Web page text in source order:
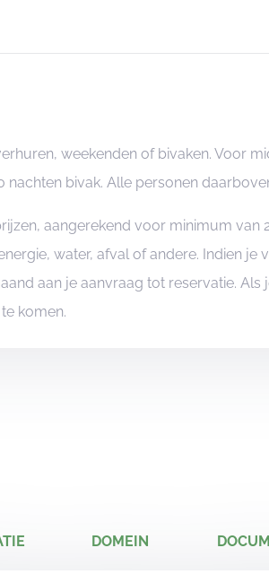
weekenden of bivaken. Voor
nachten bivak. Alle personen
aangerekend voor minimum
water, afval of andere. Indien
aan je aanvraag tot reservatie.
komen.
DOMEIN